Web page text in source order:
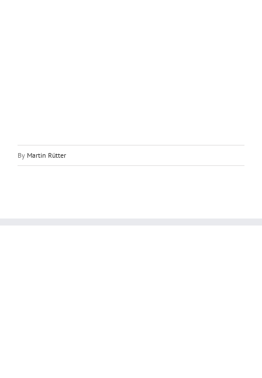
By Martin Rütter